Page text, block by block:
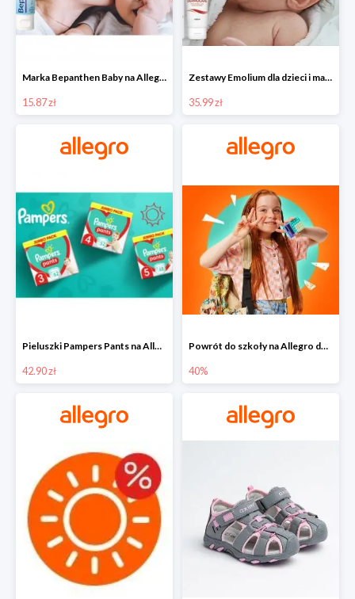
Marka Bepanthen Baby na Allegro od 15,87 zł!
15.87 zł
Zestawy Emolium dla dzieci i mam na Allegro od 35,99 zł
35.99 zł
Pieluszki Pampers Pants na Allegro od 42,90 zł
42.90 zł
Powrót do szkoły na Allegro do -40%
40%